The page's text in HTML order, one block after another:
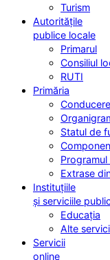
Turism
Autoritățile
publice locale
Primarul
Consiliul
RUTI
Primăria
Statul de
Extrase
Instituțiile
și serviciile
Educația
Alte
Servicii
online